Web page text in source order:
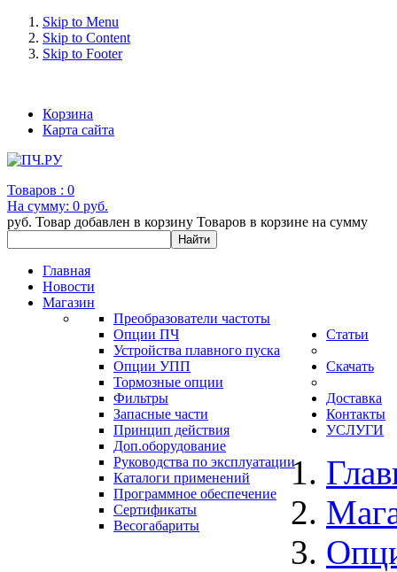
Skip to Menu
Skip to Content
Skip to Footer
Корзина
Карта сайта
Товаров : 0
На сумму: 0 руб.
руб. Товар добавлен в корзину Товаров в корзине на сумму
Главная
Новости
Магазин
Преобразователи частоты
Опции ПЧ
Устройства плавного пуска
Опции УПП
Тормозные опции
Фильтры
Запасные части
Статьи
Принцип действия
Доп.оборудование
Скачать
Руководства по эксплуатации
Каталоги применений
Программное обеспечение
Сертификаты
Весогабариты
Доставка
Контакты
УСЛУГИ